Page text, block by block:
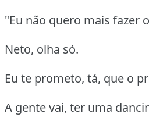
"Eu não quero mais fazer
Neto, olha só.
Eu te prometo, tá, que o
A gente vai, ter uma